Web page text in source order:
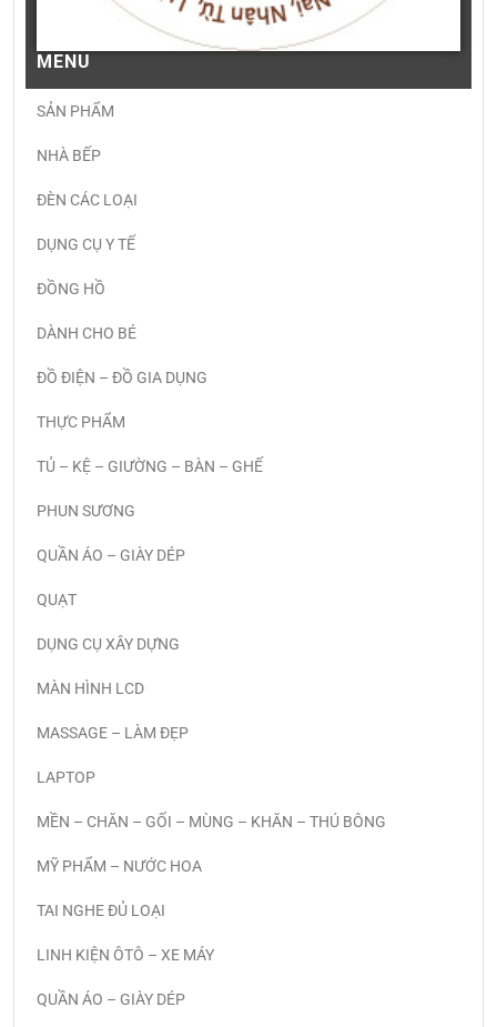
MENU
SẢN PHẨM
NHÀ BẾP
ĐÈN CÁC LOẠI
DỤNG CỤ Y TẾ
ĐỒNG HỒ
DÀNH CHO BÉ
ĐỒ ĐIỆN – ĐỒ GIA DỤNG
THỰC PHẨM
TỦ – KỆ – GIƯỜNG – BÀN – GHẾ
PHUN SƯƠNG
QUẦN ÁO – GIÀY DÉP
QUẠT
DỤNG CỤ XÂY DỰNG
MÀN HÌNH LCD
MASSAGE – LÀM ĐẸP
LAPTOP
MỀN – CHĂN – GỐI – MÙNG – KHĂN – THÚ BÔNG
MỸ PHẨM – NƯỚC HOA
TAI NGHE ĐỦ LOẠI
LINH KIỆN ÔTÔ – XE MÁY
QUẦN ÁO – GIÀY DÉP